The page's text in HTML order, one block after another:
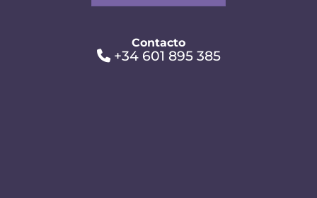
Contacto
+34 601 895 385